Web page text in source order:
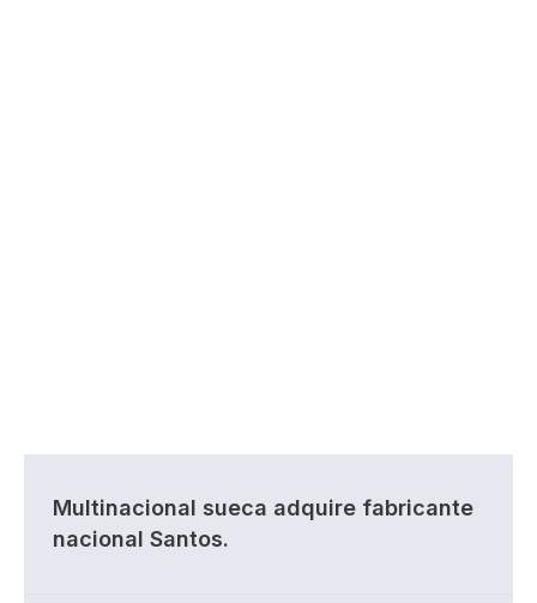
Multinacional sueca adquire fabricante
nacional Santos.